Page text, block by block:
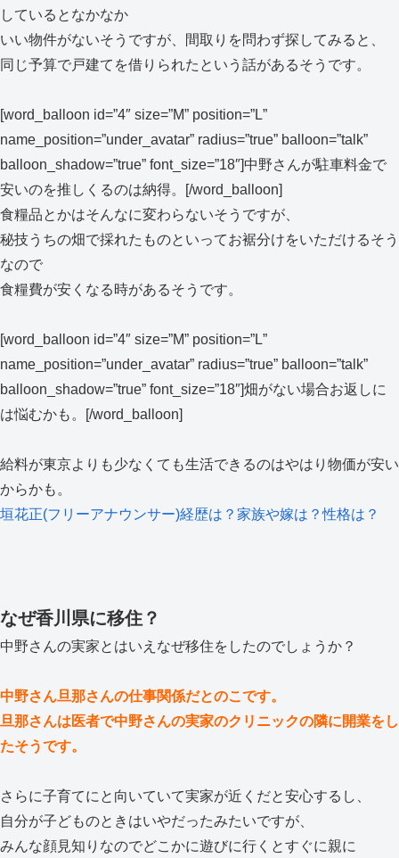
しているとなかなか
いい物件がないそうですが、間取りを問わず探してみると、
同じ予算で戸建てを借りられたという話があるそうです。
[word_balloon id=”4″ size=”M” position=”L”
name_position=”under_avatar” radius=”true” balloon=”talk”
balloon_shadow=”true” font_size=”18″]中野さんが駐車料金で
安いのを推しくるのは納得。[/word_balloon]
食糧品とかはそんなに変わらないそうですが、
秘技うちの畑で採れたものといってお裾分けをいただけるそう
なので
食糧費が安くなる時があるそうです。
[word_balloon id=”4″ size=”M” position=”L”
name_position=”under_avatar” radius=”true” balloon=”talk”
balloon_shadow=”true” font_size=”18″]畑がない場合お返しに
は悩むかも。[/word_balloon]
給料が東京よりも少なくても生活できるのはやはり物価が安い
からかも。
垣花正(フリーアナウンサー)経歴は？家族や嫁は？性格は？
なぜ香川県に移住？
中野さんの実家とはいえなぜ移住をしたのでしょうか？
中野さん旦那さんの仕事関係だとのこです。
旦那さんは医者で中野さんの実家のクリニックの隣に開業をし
たそうです。
さらに子育てにと向いていて実家が近くだと安心するし、
自分が子どものときはいやだったみたいですが、
みんな顔見知りなのでどこかに遊びに行くとすぐに親に